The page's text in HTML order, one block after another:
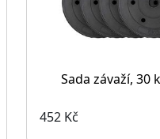
Sada závaží, 30
452 Kč